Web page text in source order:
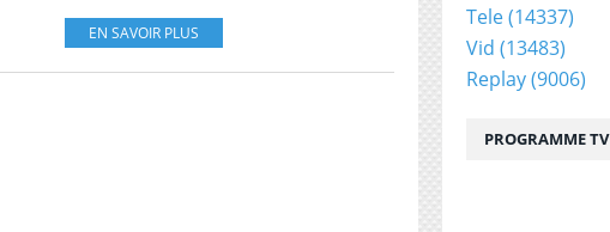
EN SAVOIR PLUS
Tele(14337)
Vid (13483)
Replay(9006)
PROGRAMME TV